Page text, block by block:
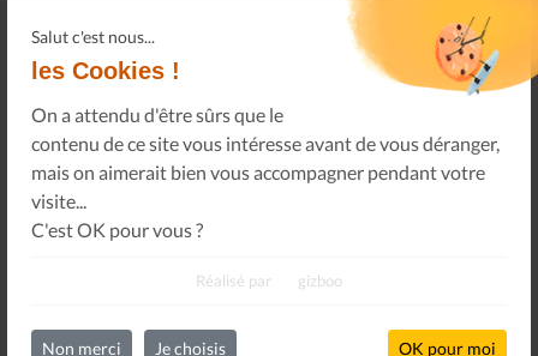
Salut c'est nous...
les Cookies !
On a attendu d'être sûrs que le
contenu de ce site vous intéresse avant de vous déranger,
mais on aimerait bien vous accompagner pendant votre
visite...
C'est OK pour vous ?
Réalisé par gizboo
Non merci Je choisis OK pour moi
Infos Privées
Sur votre espace dédié.